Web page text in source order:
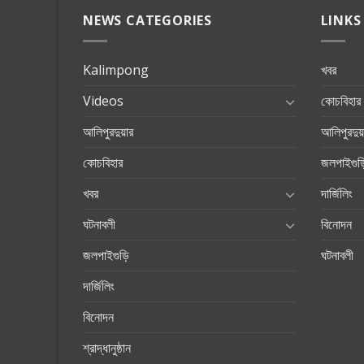
NEWS CATEGORIES
Kalimpong
Videos
আলিপুরদুয়ার
কোচবিহার
খবর
ঘটনাবলী
জলপাইগুড়ি
দার্জিলিং
বিনোদন
শ্রাদ্ধানুষ্ঠান
LINKS
খবর
কোচবিহার
দার্জিলিং
বিনোদন
ঘটনাবলী